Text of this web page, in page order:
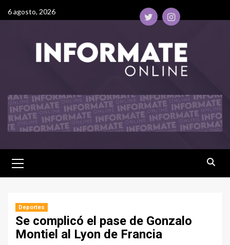
6 agosto, 2026
Deportes
Se complicó el pase de Gonzalo
Montiel al Lyon de Francia